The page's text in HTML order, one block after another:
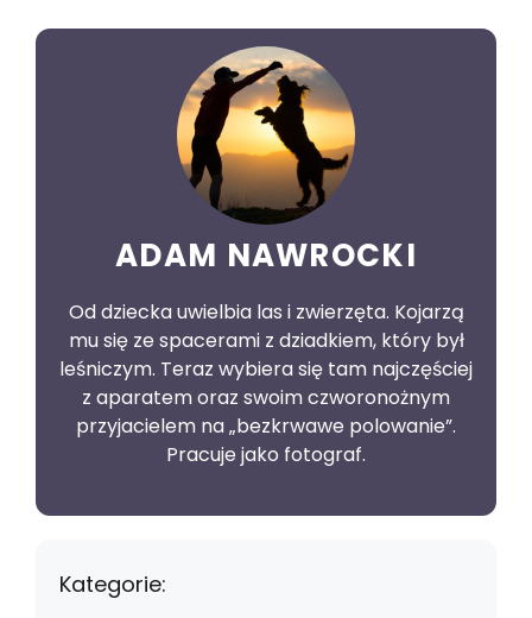
ADAM NAWROCKI
Od dziecka uwielbia las i zwierzęta. Kojarzą
mu się ze spacerami z dziadkiem, który był
leśniczym. Teraz wybiera się tam najczęściej
z aparatem oraz swoim czworonożnym
przyjacielem na „bezkrwawe polowanie”.
Pracuje jako fotograf.
Kategorie: